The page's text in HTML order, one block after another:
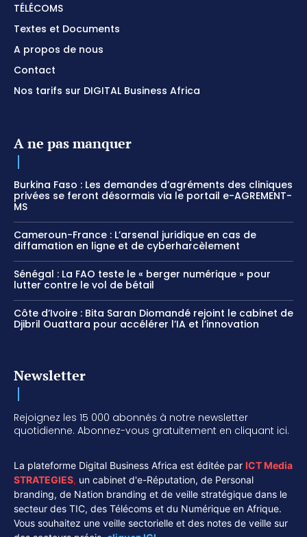
TÉLÉCOMS
Textes et Documents
A propos de nous
Contact
Nos tarifs sur DIGITAL Business Africa
A ne pas manquer
Burkina Faso : Les demandes d’agréments des cliniques
privées se feront désormais via le portail e-AGREMENT-
MS
Cameroun-France : L’arsenal juridique en cas de
diffamation en ligne et de cyberharcèlement
Sénégal : La FAO teste le « berger numérique » pour
lutter contre le vol de bétail
Côte d’Ivoire : Bita Saran Diomandé rejoint le cabinet de
Djibril Ouattara pour accélérer l’IA et l’innovation
Newsletter
Rejoignez les 15 000 abonnés à notre newsletter
quotidienne. Abonnez-vous gratuitement en cliquant ici.
La plateforme Digital Business Africa est éditée par ICT Media
STRATEGIES, un cabinet d'e-Réputation, de Personal
branding, de Nation branding et de veille stratégique dans le
secteur des TIC, des Télécoms et du Numérique en Afrique.
Vous souhaitez une veille sectorielle et des notes de veille sur